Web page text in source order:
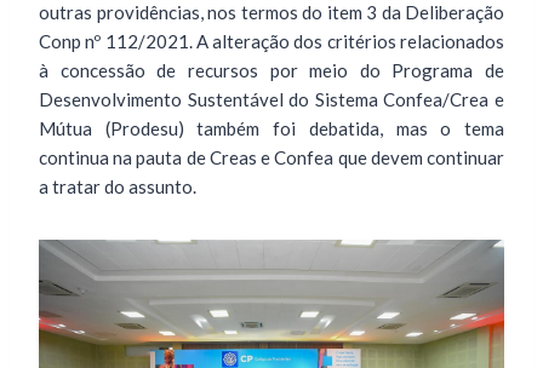
outras providências, nos termos do item 3 da Deliberação
Conp nº 112/2021. A alteração dos critérios relacionados
à concessão de recursos por meio do Programa de
Desenvolvimento Sustentável do Sistema Confea/Crea e
Mútua (Prodesu) também foi debatida, mas o tema
continua na pauta de Creas e Confea que devem continuar
a tratar do assunto.